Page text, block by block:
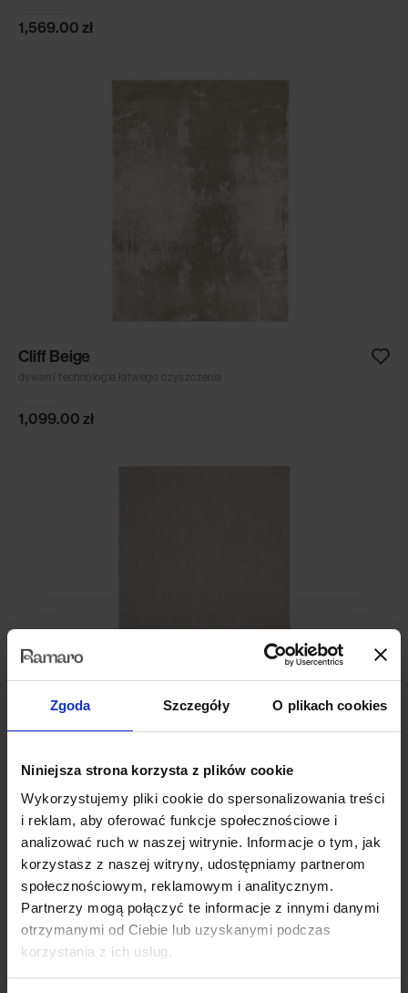
Zgoda Szczegóły O plikach cookies
Niniejsza strona korzysta z plików cookie
Wykorzystujemy pliki cookie do spersonalizowania treści
i reklam, aby oferować funkcje społecznościowe i
analizować ruch w naszej witrynie. Informacje o tym, jak
korzystasz z naszej witryny, udostępniamy partnerom
społecznościowym, reklamowym i analitycznym.
Partnerzy mogą połączyć te informacje z innymi danymi
otrzymanymi od Ciebie lub uzyskanymi podczas
korzystania z ich usług.
1,569.00 zł
Cliff Beige
dywan | technologia łatwego czyszczenia
1,099.00 zł
dywan Outdoor & Indoor | technologia łatwego czyszczenia
1,199.00